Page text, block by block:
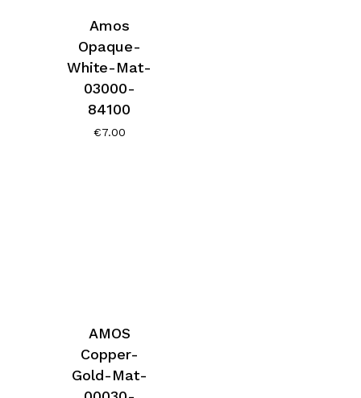
Amos
Opaque-
White-Mat-
03000-
84100
€7.00
AMOS
Copper-
Gold-Mat-